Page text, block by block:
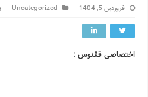
فروردین 5, 1404 Uncategorized
اختصاصی ققنوس :